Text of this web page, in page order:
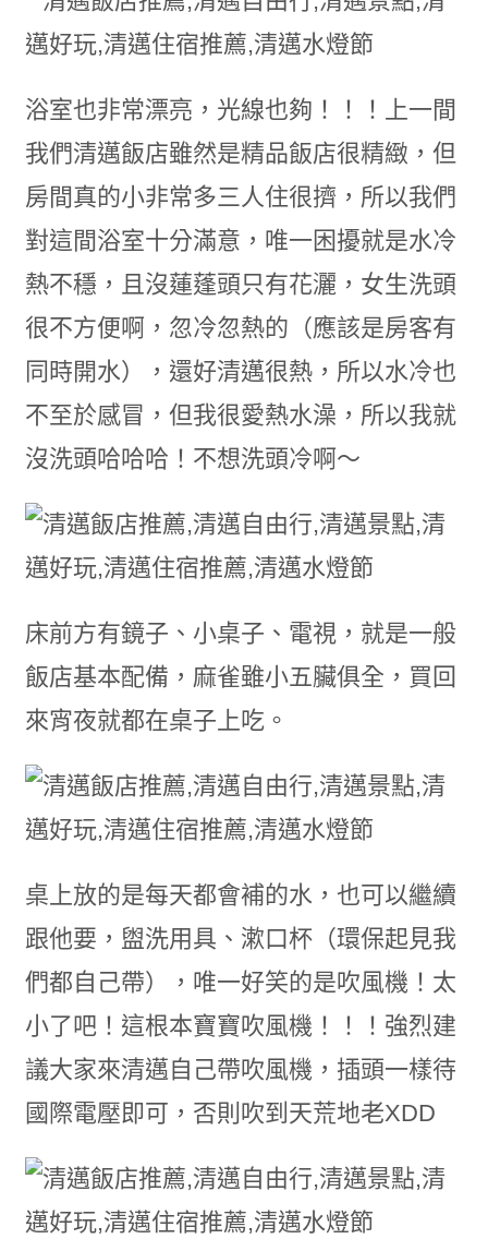
浴室也非常漂亮，光線也夠！！！上一間
我們清邁飯店雖然是精品飯店很精緻，但
房間真的小非常多三人住很擠，所以我們
對這間浴室十分滿意，唯一困擾就是水冷
熱不穩，且沒蓮蓬頭只有花灑，女生洗頭
很不方便啊，忽冷忽熱的（應該是房客有
同時開水），還好清邁很熱，所以水冷也
不至於感冒，但我很愛熱水澡，所以我就
沒洗頭哈哈哈！不想洗頭冷啊～
床前方有鏡子、小桌子、電視，就是一般
飯店基本配備，麻雀雖小五臟俱全，買回
來宵夜就都在桌子上吃。
桌上放的是每天都會補的水，也可以繼續
跟他要，盥洗用具、漱口杯（環保起見我
們都自己帶），唯一好笑的是吹風機！太
小了吧！這根本寶寶吹風機！！！強烈建
議大家來清邁自己帶吹風機，插頭一樣待
國際電壓即可，否則吹到天荒地老XDD